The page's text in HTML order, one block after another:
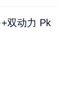
双动力 Pk